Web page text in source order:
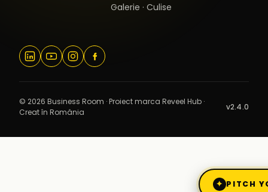
Galerie · Culise
© 2026 Business Room · Proiect marca Reveel Hub ·
Creat în România
v2.4.0
✦ PITCH